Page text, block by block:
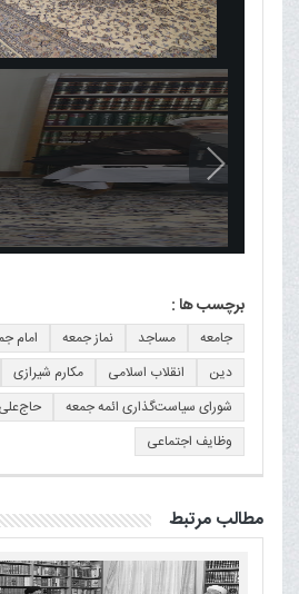
برچسب ها :
جامعه مساجد نماز جمعه امام
دین
انقلاب اسلامی مکارم شیرازی
شورای سیاست‌گذاری ائمه جمعه
حاج‌علی‌اکبری
وظایف اجتماعی
مطالب مرتبط